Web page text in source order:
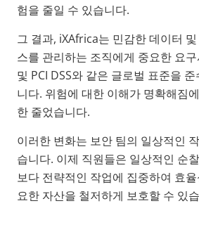
험을 줄일 수 있습니다.
그 결과, iXAfrica는 민감한 데이터
스를 관리하는 조직에게 중요한 요
및 PCI DSS와 같은 글로벌 표준을
니다. 위험에 대한 이해가 명확해짐
한 줄었습니다.
이러한 변화는 보안 팀의 일상적인
습니다. 이제 직원들은 일상적인 순
보다 전략적인 작업에 집중하여 효
요한 자산을 철저하게 보호할 수 있